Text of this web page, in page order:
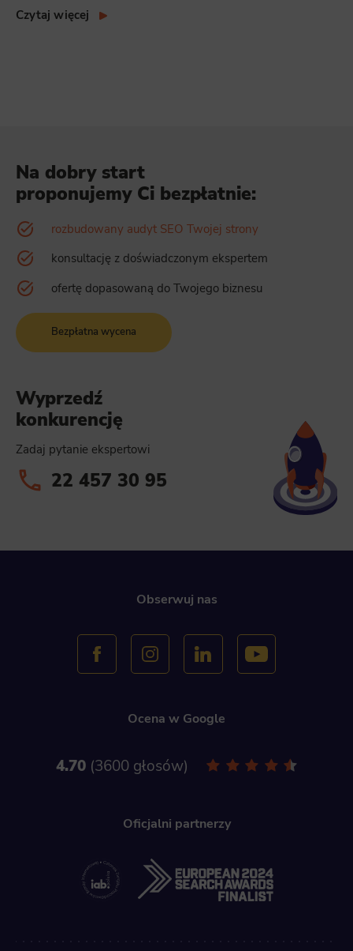
Czytaj więcej
Na dobry start
proponujemy Ci bezpłatnie:
rozbudowany audyt SEO Twojej strony
konsultację z doświadczonym ekspertem
ofertę dopasowaną do Twojego biznesu
Bezpłatna wycena
Wyprzedź
konkurencję
Zadaj pytanie ekspertowi
22 457 30 95
Obserwuj nas
Ocena w Google
4.70 3600 głosów
Oficjalni partnerzy